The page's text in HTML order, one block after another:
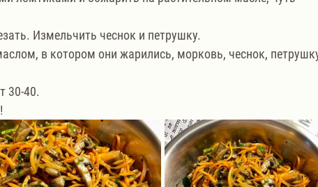
Измельчить чеснок и петрушку.
в котором они жарились, морковь, чеснок,
30-40.